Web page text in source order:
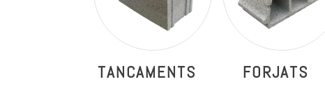
TANCAMENTS FORJATS